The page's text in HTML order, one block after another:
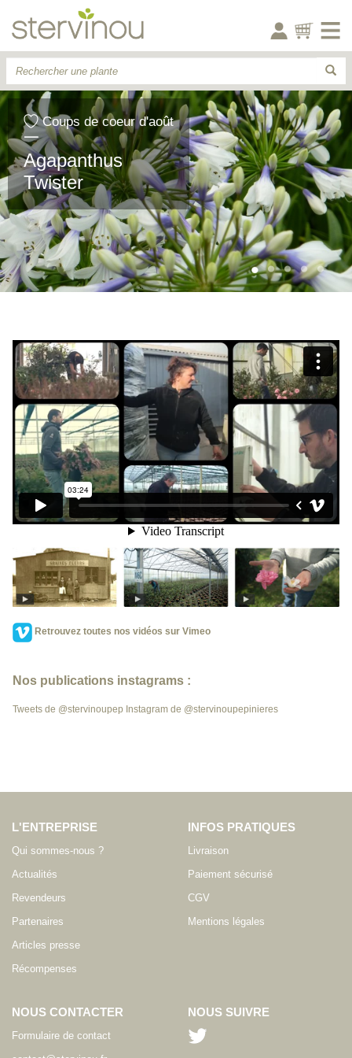
Coups de coeur d'août
Agapanthus
Twister
Retrouvez toutes nos vidéos sur Vimeo
Nos publications instagrams :
Tweets de @stervinoupep Instagram de @stervinoupepinieres
L'ENTREPRISE
Qui sommes-nous ?
Actualités
Revendeurs
Partenaires
Articles presse
Récompenses
INFOS PRATIQUES
Livraison
Paiement sécurisé
CGV
Mentions légales
NOUS CONTACTER
Formulaire de contact
NOUS SUIVRE